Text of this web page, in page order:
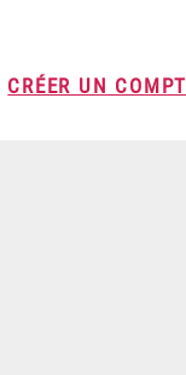
CRÉER UN